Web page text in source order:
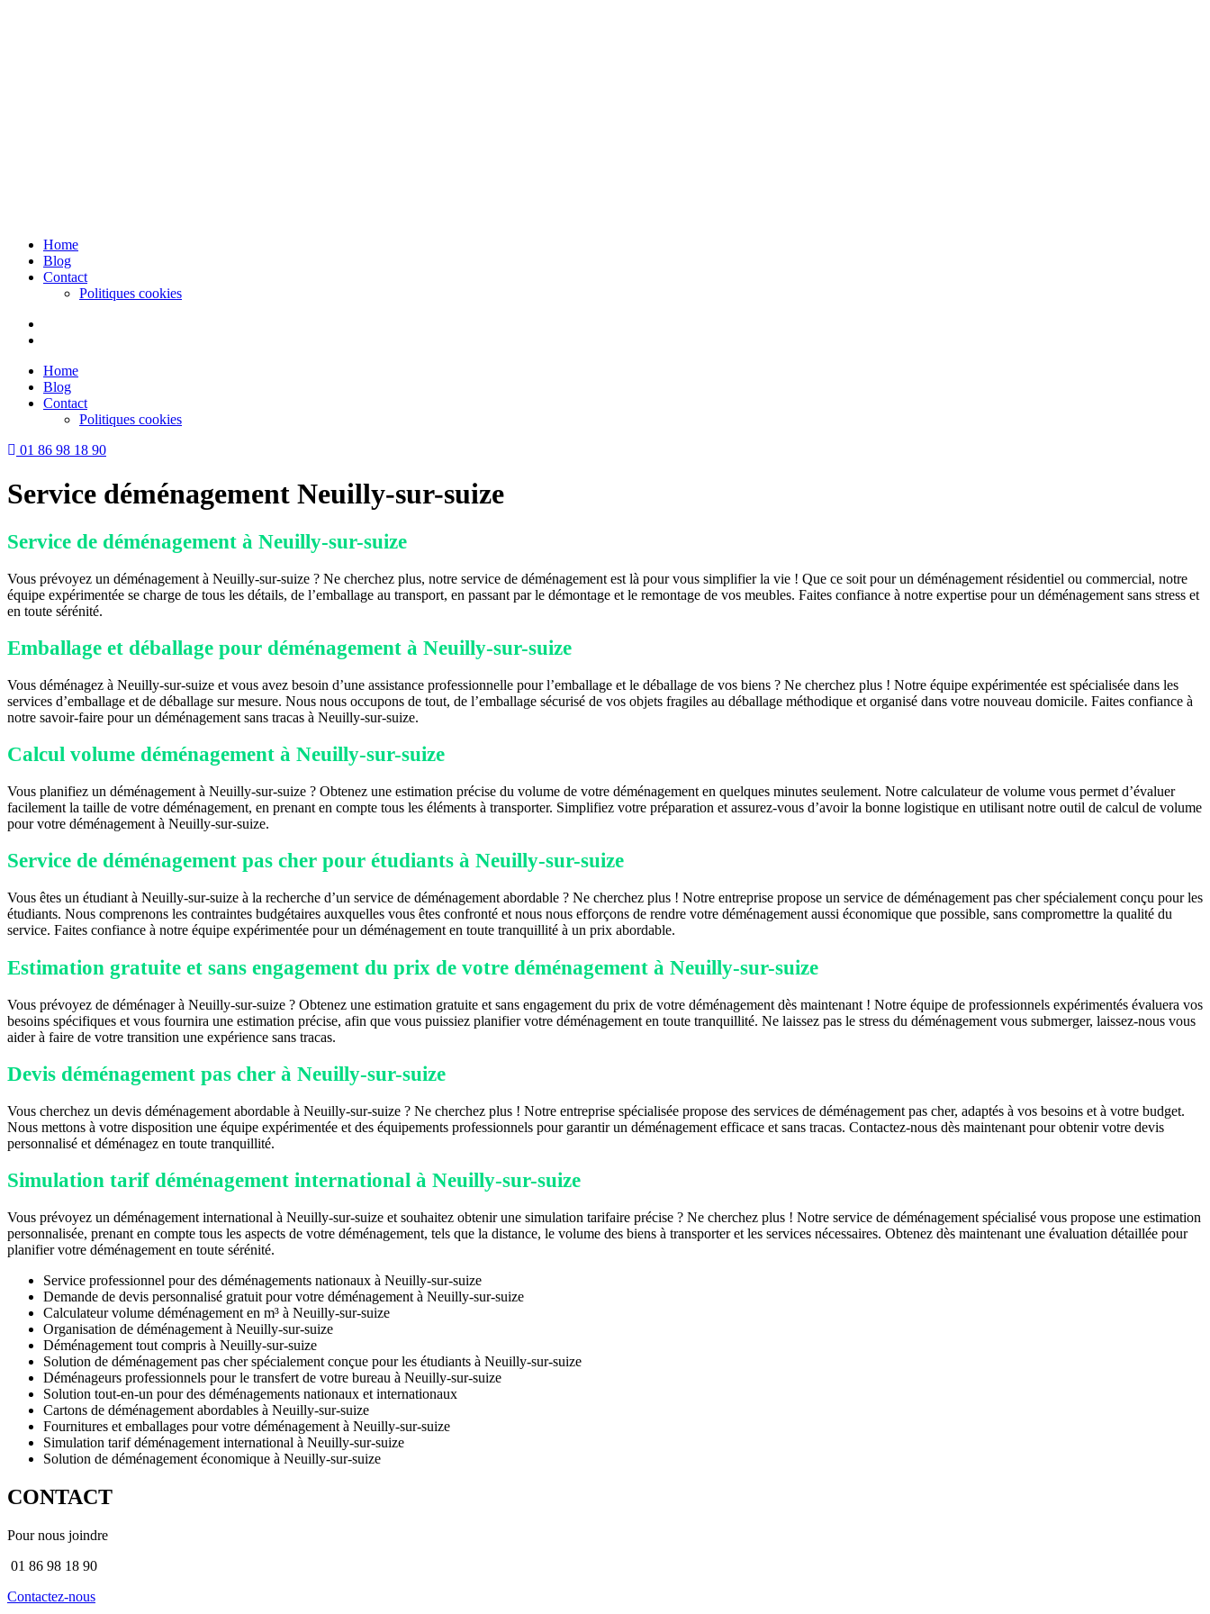
Home
Blog
Contact
Politiques cookies
Home
Blog
Contact
Politiques cookies
01 86 98 18 90
Service déménagement Neuilly-sur-suize
Service de déménagement à Neuilly-sur-suize
Vous prévoyez un déménagement à Neuilly-sur-suize ? Ne cherchez plus, notre service de déménagement est là pour vous simplifier la vie ! Que ce soit pour un déménagement résidentiel ou commercial, notre
équipe expérimentée se charge de tous les détails, de l’emballage au transport, en passant par le démontage et le remontage de vos meubles. Faites confiance à notre expertise pour un déménagement sans stress et
en toute sérénité.
Emballage et déballage pour déménagement à Neuilly-sur-suize
Vous déménagez à Neuilly-sur-suize et vous avez besoin d’une assistance professionnelle pour l’emballage et le déballage de vos biens ? Ne cherchez plus ! Notre équipe expérimentée est spécialisée dans les
services d’emballage et de déballage sur mesure. Nous nous occupons de tout, de l’emballage sécurisé de vos objets fragiles au déballage méthodique et organisé dans votre nouveau domicile. Faites confiance à
notre savoir-faire pour un déménagement sans tracas à Neuilly-sur-suize.
Calcul volume déménagement à Neuilly-sur-suize
Vous planifiez un déménagement à Neuilly-sur-suize ? Obtenez une estimation précise du volume de votre déménagement en quelques minutes seulement. Notre calculateur de volume vous permet d’évaluer
facilement la taille de votre déménagement, en prenant en compte tous les éléments à transporter. Simplifiez votre préparation et assurez-vous d’avoir la bonne logistique en utilisant notre outil de calcul de volume
pour votre déménagement à Neuilly-sur-suize.
Service de déménagement pas cher pour étudiants à Neuilly-sur-suize
Vous êtes un étudiant à Neuilly-sur-suize à la recherche d’un service de déménagement abordable ? Ne cherchez plus ! Notre entreprise propose un service de déménagement pas cher spécialement conçu pour les
étudiants. Nous comprenons les contraintes budgétaires auxquelles vous êtes confronté et nous nous efforçons de rendre votre déménagement aussi économique que possible, sans compromettre la qualité du
service. Faites confiance à notre équipe expérimentée pour un déménagement en toute tranquillité à un prix abordable.
Estimation gratuite et sans engagement du prix de votre déménagement à Neuilly-sur-suize
Vous prévoyez de déménager à Neuilly-sur-suize ? Obtenez une estimation gratuite et sans engagement du prix de votre déménagement dès maintenant ! Notre équipe de professionnels expérimentés évaluera vos
besoins spécifiques et vous fournira une estimation précise, afin que vous puissiez planifier votre déménagement en toute tranquillité. Ne laissez pas le stress du déménagement vous submerger, laissez-nous vous
aider à faire de votre transition une expérience sans tracas.
Devis déménagement pas cher à Neuilly-sur-suize
Vous cherchez un devis déménagement abordable à Neuilly-sur-suize ? Ne cherchez plus ! Notre entreprise spécialisée propose des services de déménagement pas cher, adaptés à vos besoins et à votre budget.
Nous mettons à votre disposition une équipe expérimentée et des équipements professionnels pour garantir un déménagement efficace et sans tracas. Contactez-nous dès maintenant pour obtenir votre devis
personnalisé et déménagez en toute tranquillité.
Simulation tarif déménagement international à Neuilly-sur-suize
Vous prévoyez un déménagement international à Neuilly-sur-suize et souhaitez obtenir une simulation tarifaire précise ? Ne cherchez plus ! Notre service de déménagement spécialisé vous propose une estimation
personnalisée, prenant en compte tous les aspects de votre déménagement, tels que la distance, le volume des biens à transporter et les services nécessaires. Obtenez dès maintenant une évaluation détaillée pour
planifier votre déménagement en toute sérénité.
Service professionnel pour des déménagements nationaux à Neuilly-sur-suize
Demande de devis personnalisé gratuit pour votre déménagement à Neuilly-sur-suize
Calculateur volume déménagement en m³ à Neuilly-sur-suize
Organisation de déménagement à Neuilly-sur-suize
Déménagement tout compris à Neuilly-sur-suize
Solution de déménagement pas cher spécialement conçue pour les étudiants à Neuilly-sur-suize
Déménageurs professionnels pour le transfert de votre bureau à Neuilly-sur-suize
Solution tout-en-un pour des déménagements nationaux et internationaux
Cartons de déménagement abordables à Neuilly-sur-suize
Fournitures et emballages pour votre déménagement à Neuilly-sur-suize
Simulation tarif déménagement international à Neuilly-sur-suize
Solution de déménagement économique à Neuilly-sur-suize
CONTACT
Pour nous joindre
01 86 98 18 90
Contactez-nous